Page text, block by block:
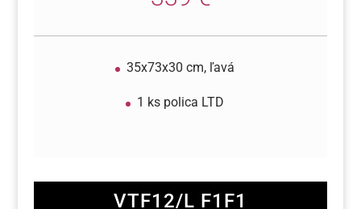
35x73x30 cm, ľavá
1 ks polica LTD
VTF12/L F1F1